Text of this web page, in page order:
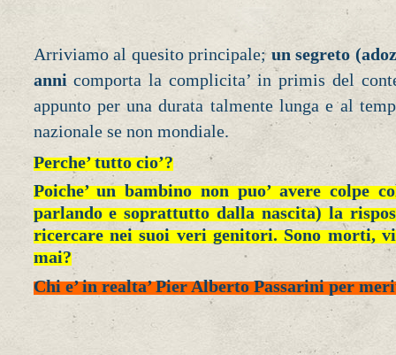
Arriviamo al quesito principale; un segreto
anni comporta la complicita’ in primis del
appunto per una durata talmente lunga e al
nazionale se non mondiale.
Perche’ tutto cio’?
Poiche’ un bambino non puo’ avere colpe
parlando e soprattutto dalla nascita) la
ricercare nei suoi veri genitori. Sono morti,
mai?
Chi e’ in realta’ Pier Alberto Passarini per